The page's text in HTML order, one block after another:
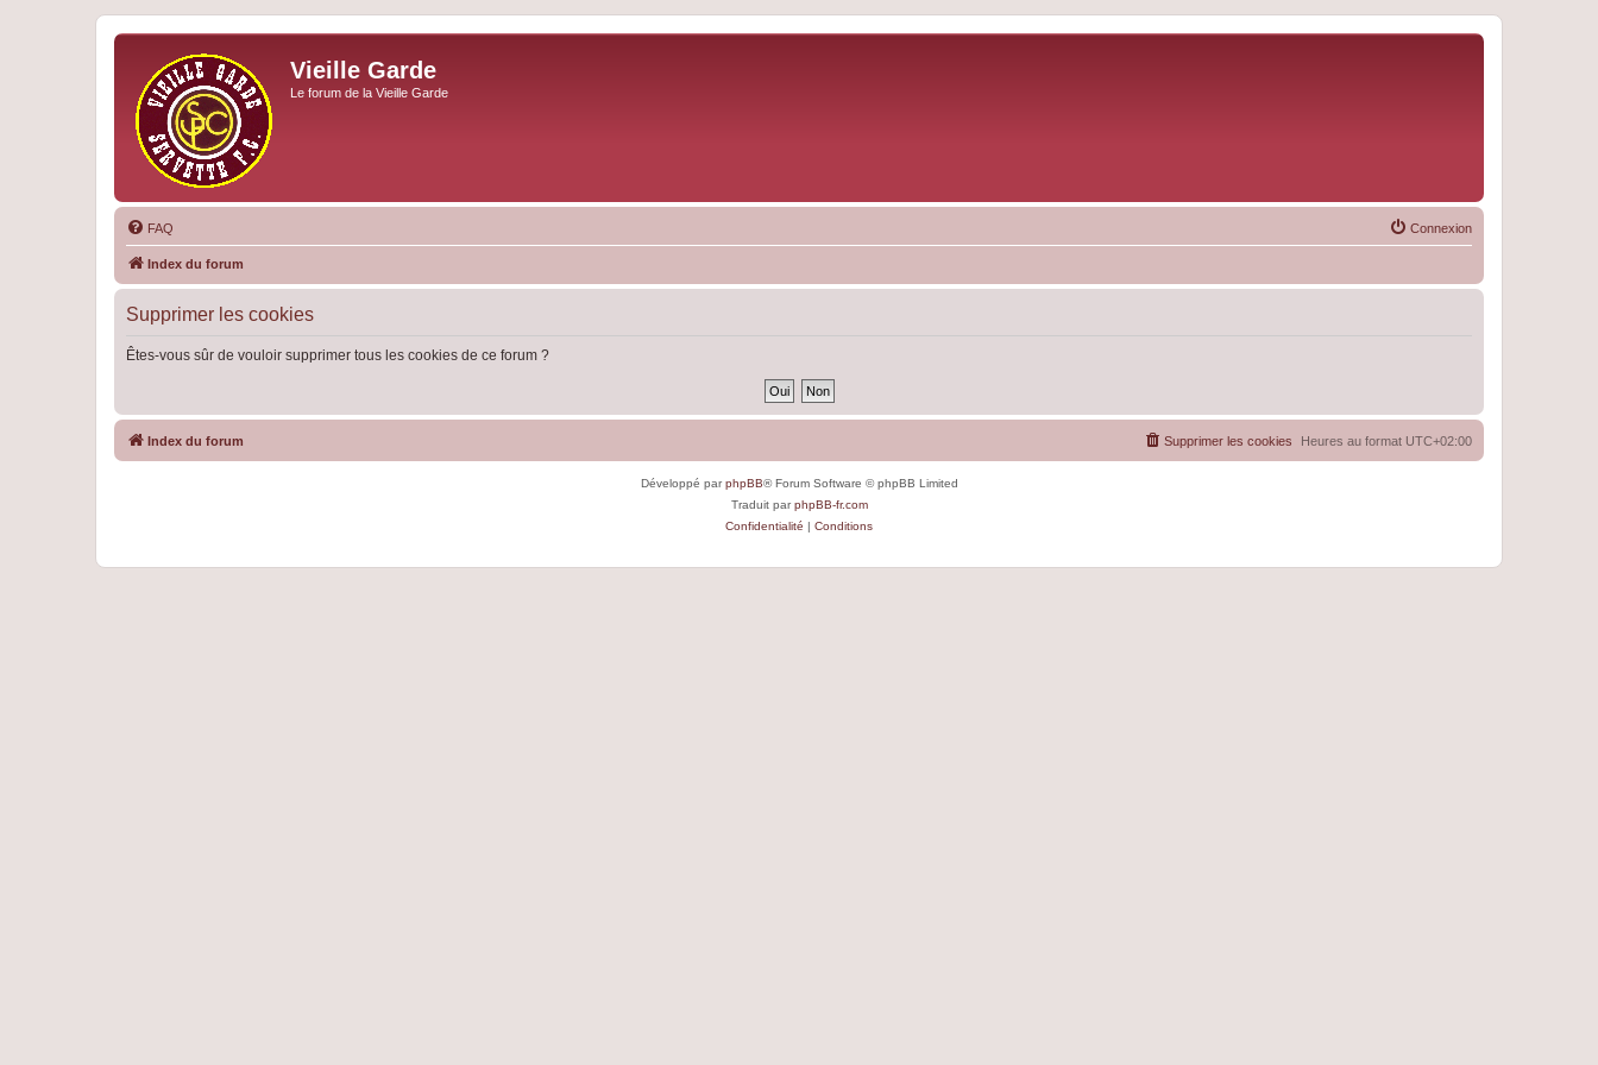
Vieille Garde
Le forum de la Vieille Garde
FAQ Connexion
Index du forum
Supprimer les cookies
Êtes-vous sûr de vouloir supprimer tous les cookies de ce forum ?
Index du forum Heures au format UTC+02:00
Supprimer les cookies
Développé parphpBB® Forum Software © phpBB Limited
Traduit parphpBB-fr.com
Confidentialité | Conditions